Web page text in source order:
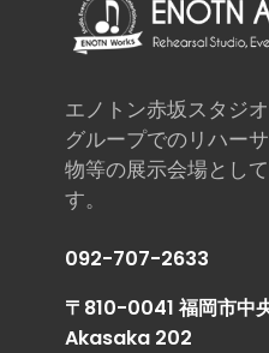
エノトン赤坂スタジ
グループでのリハー
物等の展示会場とし
す。
092-707-2633
〒810-0041 福岡市
Akasaka 202